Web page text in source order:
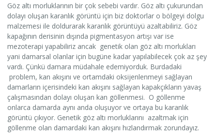
Göz altı morluklarının bir çok sebebi vardır. Göz altı çukurundan
dolayı oluşan karanlık görüntü için biz doktorlar o bölgeyi dolgu
malzemesi ile doldurarak karanlık görüntüyü azaltabiliriz. Göz
kapağının derisinin dışında pigmentasyon artışı var ise
mezoterapi yapabiliriz ancak genetik olan göz altı morlukları
yani damarsal olanlar için bugüne kadar yapılabilecek çok az şey
vardı. Çünkü damara müdahale edemiyorduk. Burdadaki
problem, kan akışını ve ortamdaki oksijenlenmeyi sağlayan
damarların içerisindeki kan akışını sağlayan kapakçıkların yavaş
çalışmasından dolayı oluşan kan göllenmesi. O göllenme
onlarca damarda aynı anda oluşuyor ve ortaya bu karanlık
görüntü çıkıyor. Genetik göz altı morluklarını azaltmak için
göllenme olan damardaki kan akışını hızlandırmak zorundayız.